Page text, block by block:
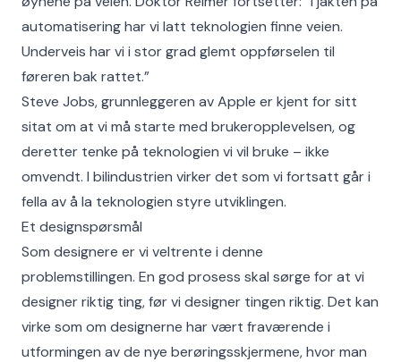
automatisering har vi latt teknologien finne veien.
Underveis har vi i stor grad glemt oppførselen til
føreren bak rattet.”
Steve Jobs, grunnleggeren av Apple er kjent for sitt
sitat om at vi må starte med brukeropplevelsen, og
deretter tenke på teknologien vi vil bruke – ikke
omvendt. I bilindustrien virker det som vi fortsatt går i
fella av å la teknologien styre utviklingen.
Et designspørsmål
Som designere er vi veltrente i denne
problemstillingen. En god prosess skal sørge for at vi
designer riktig ting, før vi designer tingen riktig. Det kan
virke som om designerne har vært fraværende i
utformingen av de nye berøringsskjermene, hvor man